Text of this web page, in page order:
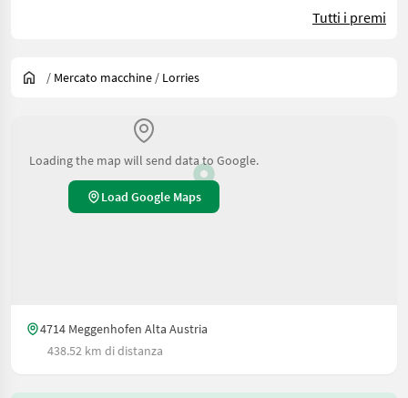
Tutti i premi
/ Mercato macchine / Lorries
Loading the map will send data to Google.
Load Google Maps
4714 Meggenhofen Alta Austria
438.52 km di distanza